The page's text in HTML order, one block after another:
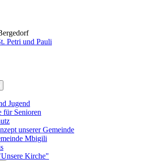
Jugend
für Senioren
unserer Gemeinde
Mbigili
Kirche"